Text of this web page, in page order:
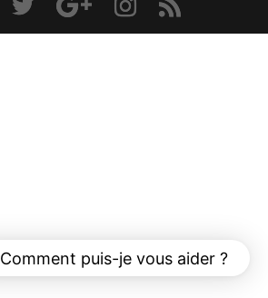
Comment puis-je vous aider ?